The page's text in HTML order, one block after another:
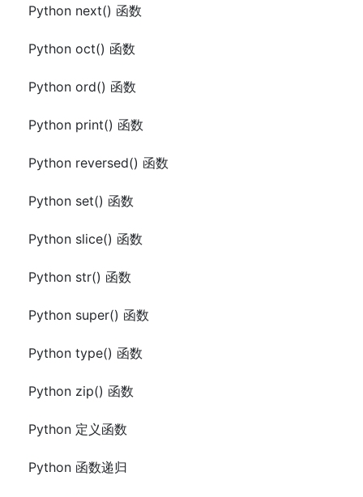
Python next() 函数
Python oct() 函数
Python ord() 函数
Python print() 函数
Python reversed() 函数
Python set() 函数
Python slice() 函数
Python str() 函数
Python super() 函数
Python type() 函数
Python zip() 函数
Python 定义函数
Python 函数递归